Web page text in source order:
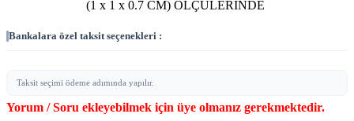
(1 x 1 x 0.7 CM) ÖLÇÜLERİNDE
Bankalara özel taksit seçenekleri :
Taksit seçimi ödeme adımında yapılır.
Yorum / Soru ekleyebilmek için üye olmanız gerekmektedir.